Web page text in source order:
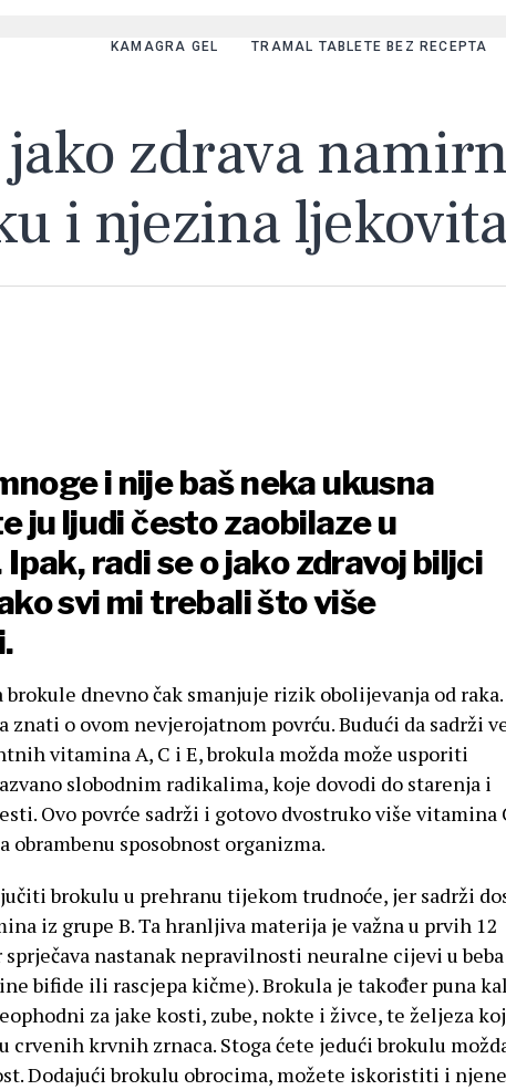
KAMAGRA GEL TRAMAL TABLETE BEZ RECEPTA
zdrava
i njezina
i nije baš neka ukusna
ju ljudi često zaobilaze u
radi se o jako zdravoj biljci
svi mi trebali što više
brokule dnevno čak smanjuje rizik obolijevanja od raka.
znati o ovom nevjerojatnom povrću. Budući da sadrži
vitamina A, C i E, brokula možda može usporiti
slobodnim radikalima, koje dovodi do starenja i
Ovo povrće sadrži i gotovo dvostruko više vitamina
obrambenu sposobnost organizma.
brokulu u prehranu tijekom trudnoće, jer sadrži
iz grupe B. Ta hranljiva materija je važna u prvih 12
nastanak nepravilnosti neuralne cijevi u
bifide ili rascjepa kičme). Brokula je također puna
za jake kosti, zube, nokte i živce, te željeza
crvenih krvnih zrnaca. Stoga ćete jedući brokulu
Dodajući brokulu obrocima, možete iskoristiti i njene